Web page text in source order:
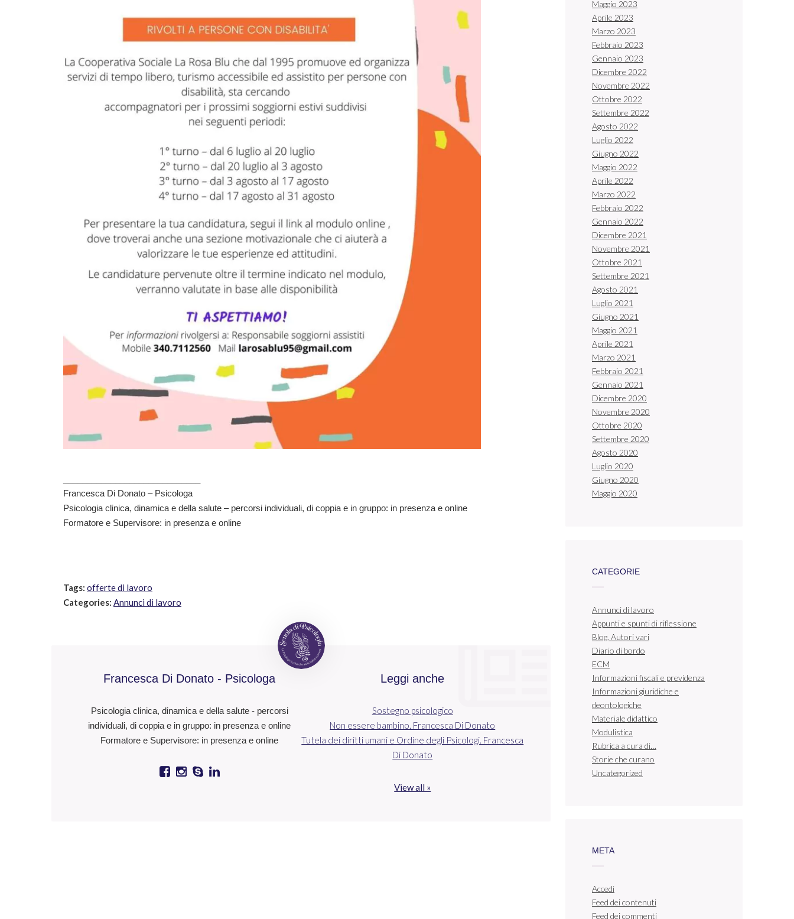
Francesca Di Donato – Psicologa
Psicologia clinica, dinamica e della salute – percorsi individuali, di coppia e in gruppo: in presenza e online
Formatore e Supervisore: in presenza e online
Tags: offerte di lavoro
Categories: Annunci di lavoro
Francesca Di Donato - Psicologa
Psicologia clinica, dinamica e della salute - percorsi
individuali, di coppia e in gruppo: in presenza e online
Formatore e Supervisore: in presenza e online
Leggi anche
Sostegno psicologico
Non essere bambino. Francesca Di Donato
Tutela dei diritti umani e Ordine degli Psicologi. Francesca
Di Donato
View all »
Maggio 2023
Aprile 2023
Marzo 2023
Febbraio 2023
Gennaio 2023
Dicembre 2022
Novembre 2022
Ottobre 2022
Settembre 2022
Agosto 2022
Luglio 2022
Giugno 2022
Maggio 2022
Aprile 2022
Marzo 2022
Febbraio 2022
Gennaio 2022
Dicembre 2021
Novembre 2021
Ottobre 2021
Settembre 2021
Agosto 2021
Luglio 2021
Giugno 2021
Maggio 2021
Aprile 2021
Marzo 2021
Febbraio 2021
Gennaio 2021
Dicembre 2020
Novembre 2020
Ottobre 2020
Settembre 2020
Agosto 2020
Luglio 2020
Giugno 2020
Maggio 2020
CATEGORIE
Annunci di lavoro
Appunti e spunti di riflessione
Blog. Autori vari
Diario di bordo
ECM
Informazioni fiscali e previdenza
Informazioni giuridiche e
deontologiche
Materiale didattico
Modulistica
Rubrica a cura di…
Storie che curano
Uncategorized
META
Accedi
Feed dei contenuti
Feed dei commenti